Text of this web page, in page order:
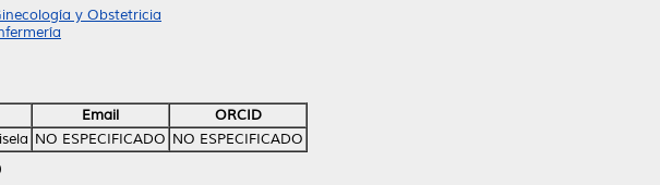
y Obstetricia
Email
ORCID
NO ESPECIFICADO NO ESPECIFICADO